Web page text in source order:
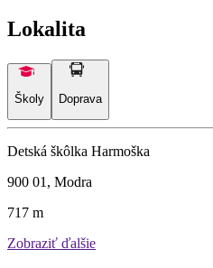
Lokalita
Školy Doprava
Detská škôlka Harmoška
900 01, Modra
717 m
Zobraziť ďalšie